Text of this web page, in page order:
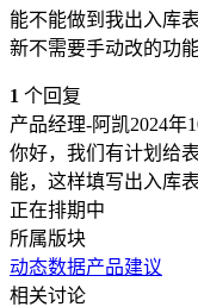
能不能做到我出入库
新不需要手动改的功
1 个回复
产品经理-阿凯2024年
你好，我们有计划给
能，这样填写出入库
正在排期中
所属版块
动态数据产品建议
相关讨论